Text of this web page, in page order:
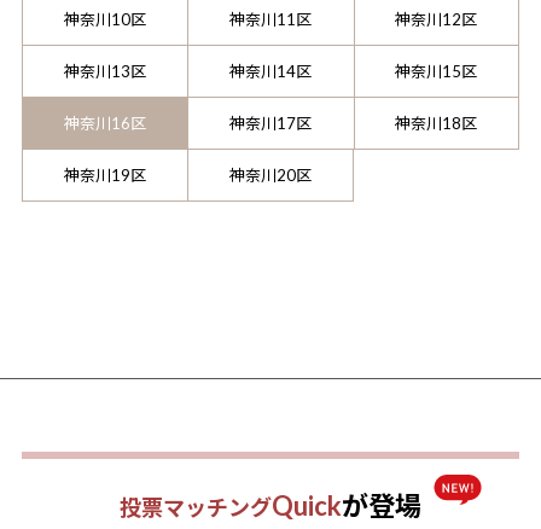
神奈川10区 神奈川11区 神奈川12区
神奈川13区 神奈川14区 神奈川15区
神奈川16区 神奈川17区 神奈川18区
神奈川19区 神奈川20区
投票マッチングQuickが登場